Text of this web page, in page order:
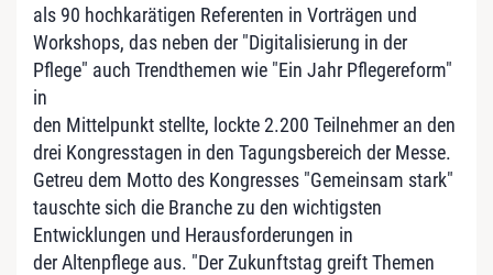
als 90 hochkarätigen Referenten in Vorträgen und
Workshops, das neben der "Digitalisierung in der
Pflege" auch Trendthemen wie "Ein Jahr Pflegereform"
in
den Mittelpunkt stellte, lockte 2.200 Teilnehmer an den
drei Kongresstagen in den Tagungsbereich der Messe.
Getreu dem Motto des Kongresses "Gemeinsam stark"
tauschte sich die Branche zu den wichtigsten
Entwicklungen und Herausforderungen in
der Altenpflege aus. "Der Zukunftstag greift Themen